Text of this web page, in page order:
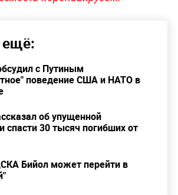
ещё:
с Путиным
поведение США и НАТО в
об упущенной
спасти 30 тысяч погибших от
Бийол может перейти в